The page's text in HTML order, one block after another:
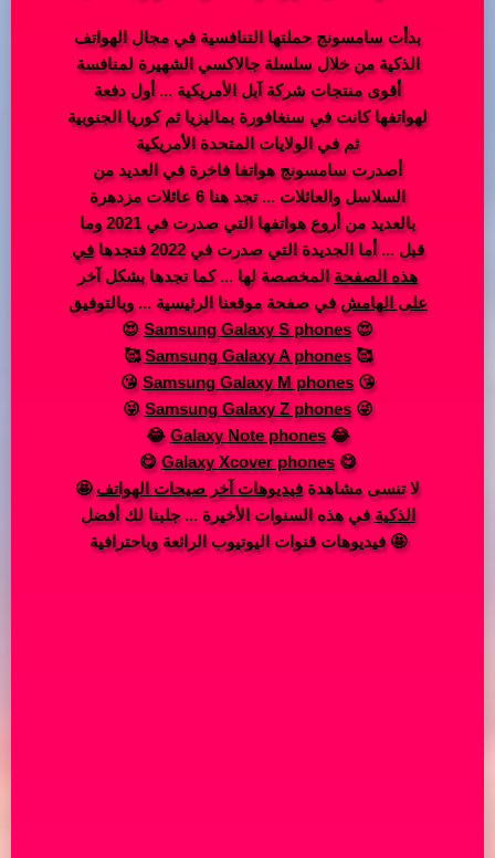
بدأت سامسونج حملتها التنافسية في مجال الهواتف
الذكية من خلال سلسلة جالاكسي الشهيرة لمنافسة
أقوى منتجات شركة آبل الأمريكية ... أول دفعة
لهواتفها كانت في سنغافورة بماليزيا ثم كوريا الجنوبية
ثم في الولايات المتحدة الأمريكية
أصدرت سامسونج هواتفا فاخرة في العديد من
السلاسل والعائلات ... تجد هنا 6 عائلات مزدهرة
بالعديد من أروع هواتفها التي صدرت في 2021 وما
قبل ... أما الجديدة التي صدرت في 2022 فتجدها
في
هذه الصفحةالمخصصة لها ... كما تجدها بشكل آخر
على الهامشفي صفحة موقعنا الرئيسية ... وبالتوفيق
😍Samsung Galaxy S phones😍
🥰️Samsung Galaxy A phones🥰️
😘Samsung Galaxy M phones😘
😜Samsung Galaxy Z phones😜
😂Galaxy Note phones😂
😋Galaxy Xcover phones😋
🤩 لا تنسى مشاهدةفيديوهات آخر صيحات الهواتف
الذكيةفي هذه السنوات الأخيرة ... جلبنا لك أفضل
فيديوهات قنوات اليوتيوب الرائعة وباحترافية 🤩